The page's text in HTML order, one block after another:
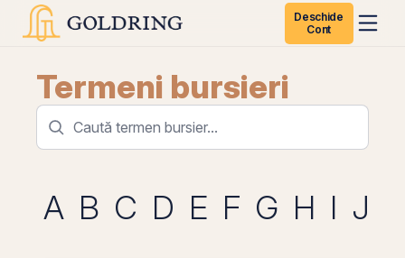
Deschide
Cont
Termeni bursieri
A B C D E F G H I J